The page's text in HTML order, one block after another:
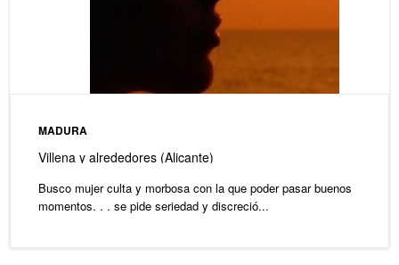
MADURA
Villena y alrededores (Alicante)
Busco mujer culta y morbosa con la que poder pasar buenos
momentos. . . se pide seriedad y discreció...